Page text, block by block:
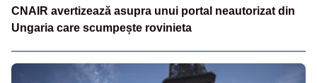
CNAIR avertizează asupra unui portal neautorizat din
Ungaria care scumpește rovinieta